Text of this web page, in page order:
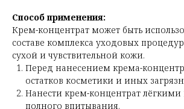
Способ применения:
Крем-концентрат может быть
составе комплекса уходовых
сухой и чувствительной кожи.
Перед нанесением крема-
остатков косметики и иных
Нанести крем-концентрат
полного впитывания.